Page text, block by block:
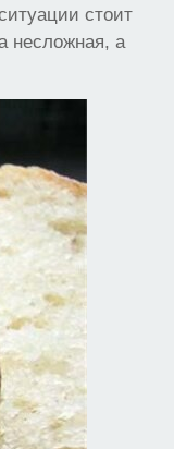
стоит
несложная, а